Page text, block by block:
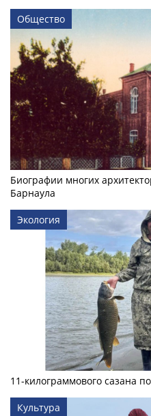
Общество
Биографии многих
Барнаула
Экология
11-килограммового сазана
Культура